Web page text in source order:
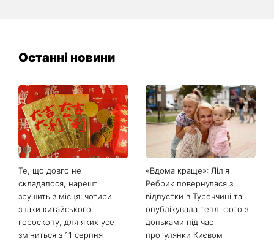
Останні новини
Те, що довго не
складалося, нарешті
зрушить з місця: чотири
знаки китайського
гороскопу, для яких усе
зміниться з 11 серпня
«Вдома краще»: Лілія
Ребрик повернулася з
відпустки в Туреччині та
опублікувала теплі фото з
доньками під час
прогулянки Києвом